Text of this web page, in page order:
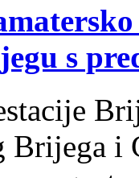
s
Brijega